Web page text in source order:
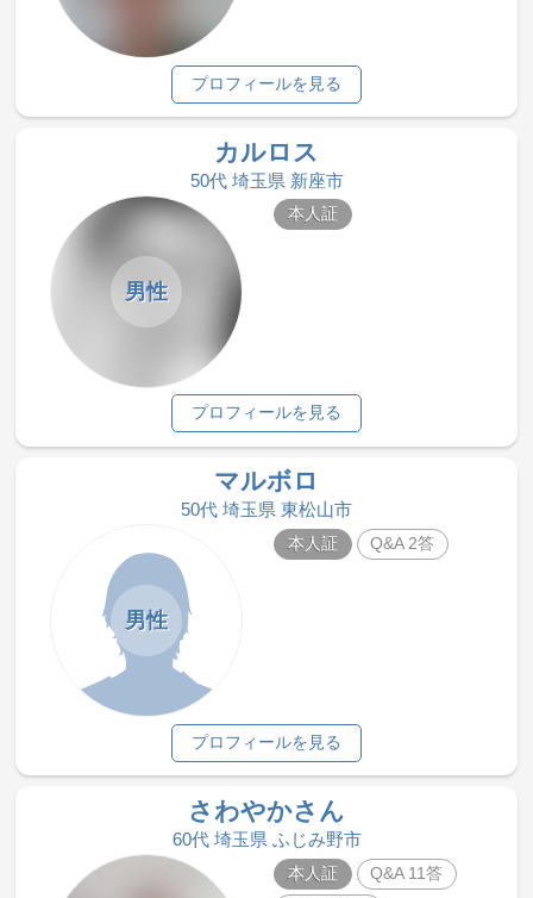
プロフィールを見る
カルロス
50代 埼玉県 新座市
男性
本人証
プロフィールを見る
マルボロ
50代 埼玉県 東松山市
男性
本人証 Q&A 2答
プロフィールを見る
さわやかさん
60代 埼玉県 ふじみ野市
本人証
Q&A 11答